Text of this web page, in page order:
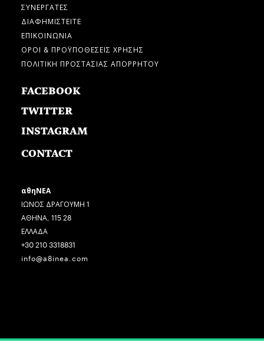
ΣΥΝΕΡΓΑΤΕΣ
ΔΙΑΦΗΜΙΣΤΕΙΤΕ
ΕΠΙΚΟΙΝΩΝΙΑ
ΟΡΟΙ & ΠΡΟΫΠΟΘΕΣΕΙΣ ΧΡΗΣΗΣ
ΠΟΛΙΤΙΚΗ ΠΡΟΣΤΑΣΙΑΣ ΑΠΟΡΡΗΤΟΥ
FACEBOOK
TWITTER
INSTAGRAM
CONTACT
αθηΝΕΑ
ΙΩΝΟΣ ΔΡΑΓΟΥΜΗ 1
ΑΘΗΝΑ, 115 28
ΕΛΛΑΔΑ
+30 210 3318831
info@a8inea.com